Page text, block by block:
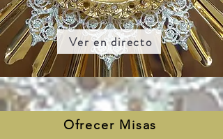
Ver en directo
Ofrecer Misas